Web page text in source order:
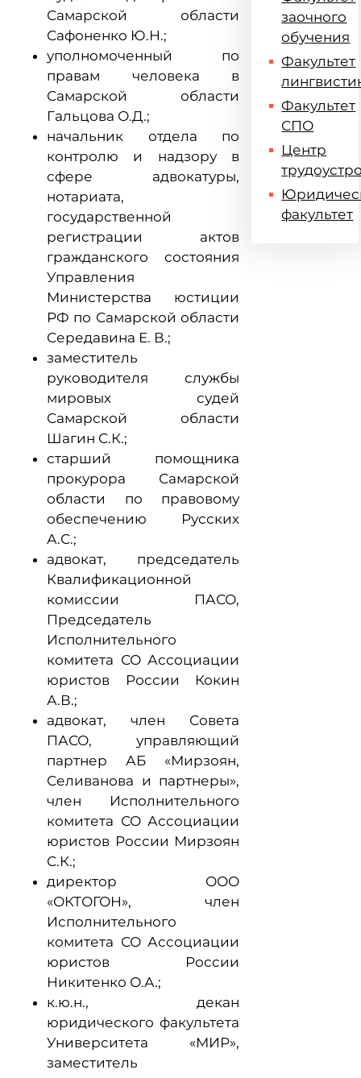
Самарской области
Сафоненко Ю.Н.;
уполномоченный по
правам человека в
Самарской области
Гальцова О.Д.;
начальник отдела по
контролю и надзору в
сфере адвокатуры,
нотариата,
государственной
регистрации актов
гражданского состояния
Управления
Министерства юстиции
РФ по Самарской области
Середавина Е. В.;
заместитель
руководителя службы
мировых судей
Самарской области
Шагин С.К.;
старший помощника
прокурора Самарской
области по правовому
обеспечению Русских
А.С.;
адвокат, председатель
Квалификационной
комиссии ПАСО,
Председатель
Исполнительного
комитета СО Ассоциации
юристов России Кокин
А.В.;
адвокат, член Совета
ПАСО, управляющий
партнер АБ «Мирзоян,
Селиванова и партнеры»,
член Исполнительного
комитета СО Ассоциации
юристов России Мирзоян
С.К.;
директор ООО
«ОКТОГОН», член
Исполнительного
комитета СО Ассоциации
юристов России
Никитенко О.А.;
к.ю.н., декан
юридического факультета
Университета «МИР»,
заместитель
заочного
обучения
Факультет
Факультет
СПО
Центр
факультет